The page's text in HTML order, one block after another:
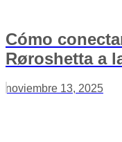
Cómo
Røroshetta a
noviembre 13, 2025